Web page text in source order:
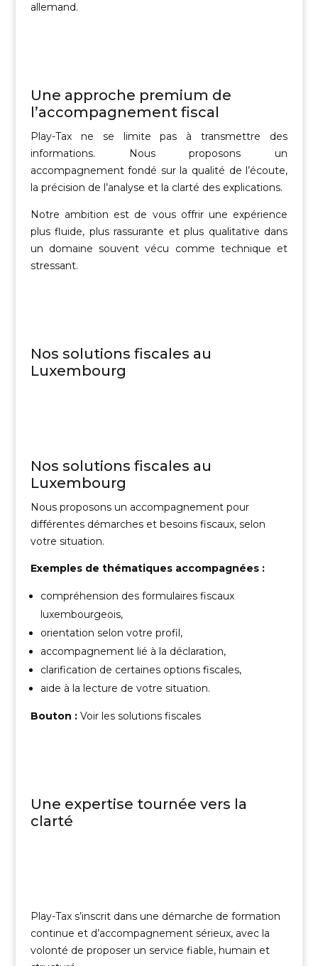
allemand.
Une approche premium de
l’accompagnement fiscal
Play-Tax ne se limite pas à transmettre des
informations. Nous proposons un
accompagnement fondé sur la qualité de l’écoute,
la précision de l’analyse et la clarté des explications.
Notre ambition est de vous offrir une expérience
plus fluide, plus rassurante et plus qualitative dans
un domaine souvent vécu comme technique et
stressant.
Nos solutions fiscales au
Luxembourg
Nos solutions fiscales au
Luxembourg
Nous proposons un accompagnement pour
différentes démarches et besoins fiscaux, selon
votre situation.
Exemples de thématiques accompagnées :
compréhension des formulaires fiscaux
luxembourgeois,
orientation selon votre profil,
accompagnement lié à la déclaration,
clarification de certaines options fiscales,
aide à la lecture de votre situation.
Bouton :Voir les solutions fiscales
Une expertise tournée vers la
clarté
Play-Tax s’inscrit dans une démarche de formation
continue et d’accompagnement sérieux, avec la
volonté de proposer un service fiable, humain et